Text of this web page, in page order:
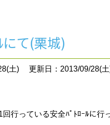
にて(栗城)
土) 更新日：2013/09/28(
行っている安全ﾊﾟﾄﾛｰﾙに行